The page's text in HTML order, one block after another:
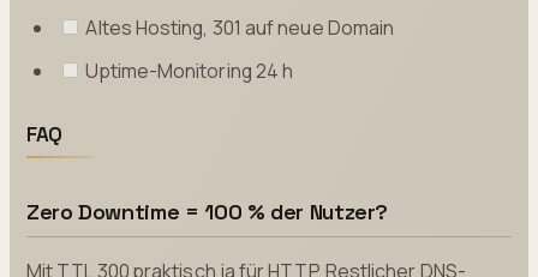
Altes Hosting, 301 auf neue Domain
Uptime-Monitoring 24 h
FAQ
Zero Downtime = 100 % der Nutzer?
Mit TTL 300 praktisch ja für HTTP. Restlicher DNS-